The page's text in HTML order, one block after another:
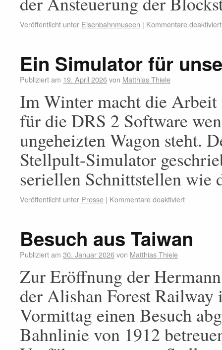
Veröffentlicht unter Eisenbahnmuseen | Kommentare deaktiviert
Ein Simulator für
Publiziert am 19. April 2026von Matthias Thiele
Im Winter macht die
für die DRS 2 Software
ungeheizten Wagon steht.
Stellpult-Simulator
seriellen Schnittstellen
Veröffentlicht unter Presse | Kommentare deaktiviert
Besuch aus Taiwan
Publiziert am 30. Januar 2026von Matthias Thiele
Zur Eröffnung der
der Alishan Forest Railway
Vormittag einen Besuch
Bahnlinie von 1912